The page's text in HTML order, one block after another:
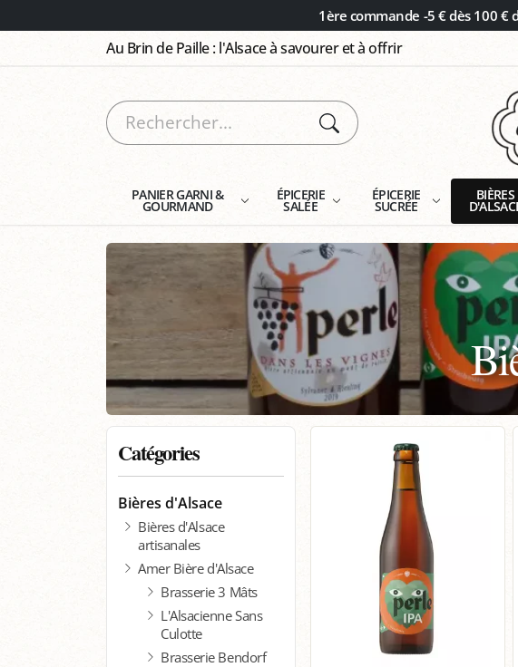
1ère commande -5 € dès 100 €
Au Brin de Paille : l'Alsace à savourer et à offrir
PANIER GARNI &
GOURMAND
ÉPICERIE
SALÉE
ÉPICERIE
SUCRÉE
BIÈRES
Catégories
Bières d'Alsace
Bières d'Alsace
artisanales
Amer Bière d'Alsace
Brasserie 3 Mâts
L'Alsacienne Sans
Culotte
Brasserie Bendorf